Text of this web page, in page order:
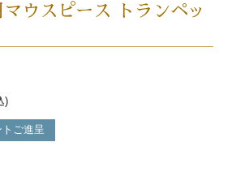
ウスピース トランペッ
)
トご進呈